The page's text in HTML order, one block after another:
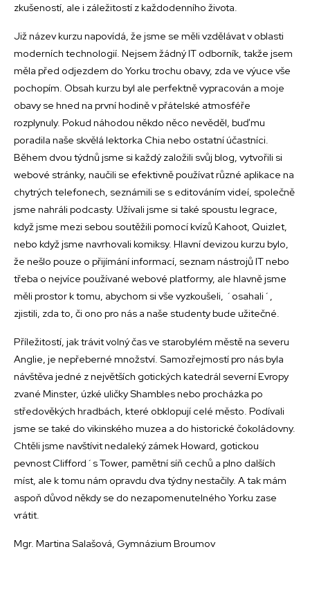
zkušeností, ale i záležitostí z každodenního života.
Již název kurzu napovídá, že jsme se měli vzdělávat v oblasti
moderních technologií. Nejsem žádný IT odborník, takže jsem
měla před odjezdem do Yorku trochu obavy, zda ve výuce vše
pochopím. Obsah kurzu byl ale perfektně vypracován a moje
obavy se hned na první hodině v přátelské atmosféře
rozplynuly. Pokud náhodou někdo něco nevěděl, buď mu
poradila naše skvělá lektorka Chia nebo ostatní účastníci.
Během dvou týdnů jsme si každý založili svůj blog, vytvořili si
webové stránky, naučili se efektivně používat různé aplikace na
chytrých telefonech, seznámili se s editováním videí, společně
jsme nahráli podcasty. Užívali jsme si také spoustu legrace,
když jsme mezi sebou soutěžili pomocí kvízů Kahoot, Quizlet,
nebo když jsme navrhovali komiksy. Hlavní devizou kurzu bylo,
že nešlo pouze o přijímání informací, seznam nástrojů IT nebo
třeba o nejvíce používané webové platformy, ale hlavně jsme
měli prostor k tomu, abychom si vše vyzkoušeli, ´osahali´,
zjistili, zda to, či ono pro nás a naše studenty bude užitečné.
Příležitostí, jak trávit volný čas ve starobylém městě na severu
Anglie, je nepřeberné množství. Samozřejmostí pro nás byla
návštěva jedné z největších gotických katedrál severní Evropy
zvané Minster, úzké uličky Shambles nebo procházka po
středověkých hradbách, které obklopují celé město. Podívali
jsme se také do vikinského muzea a do historické čokoládovny.
Chtěli jsme navštívit nedaleký zámek Howard, gotickou
pevnost Clifford´s Tower, pamětní síň cechů a plno dalších
míst, ale k tomu nám opravdu dva týdny nestačily. A tak mám
aspoň důvod někdy se do nezapomenutelného Yorku zase
vrátit.
Mgr. Martina Salašová, Gymnázium Broumov